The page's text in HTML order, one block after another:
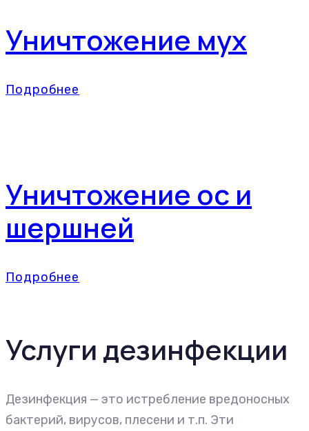
Уничтожение мух
Подробнее
Уничтожение ос и
шершней
Подробнее
Услуги дезинфекции
Дезинфекция — это истребление вредоносных
бактерий, вирусов, плесени и т.п. Эти